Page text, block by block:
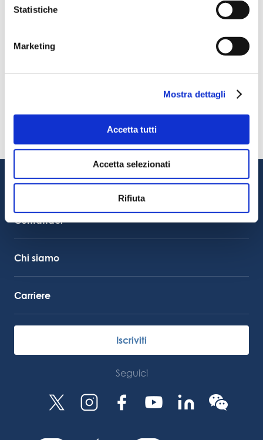
Statistiche
Marketing
Mostra dettagli
Accetta tutti
Accetta selezionati
Rifiuta
More From Us
Join our Webinar on Oil Filtration & Frying
COMUNICATO STAMPA
OctoFrost and HiTec become OctoCore
Assistenza clienti
Collegamento Octocore
Contattaci
Chi siamo
Carriere
Iscriviti
Seguici